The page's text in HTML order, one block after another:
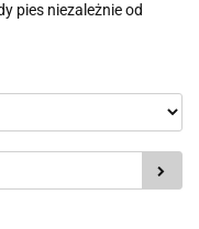
pies niezależnie od